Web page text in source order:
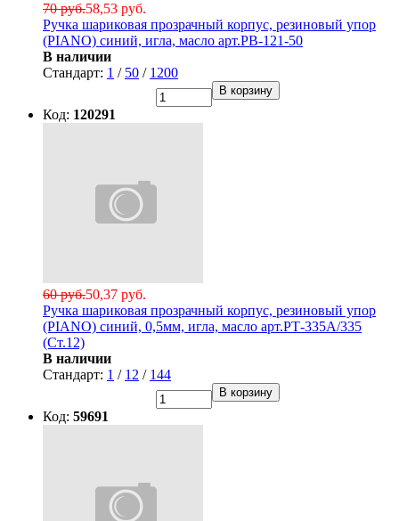
58,53 руб.
70 руб.
Ручка шариковая прозрачный корпус, резиновый упор
(PIANO) синий, игла, масло арт.РВ-121-50
В наличии
Стандарт: 1 / 50 / 1200
В корзину
Код: 120291
50,37 руб.
60 руб.
Ручка шариковая прозрачный корпус, резиновый упор
(PIANO) синий, 0,5мм, игла, масло арт.РТ-335А/335
(Ст.12)
В наличии
Стандарт: 1 / 12 / 144
В корзину
Код: 59691